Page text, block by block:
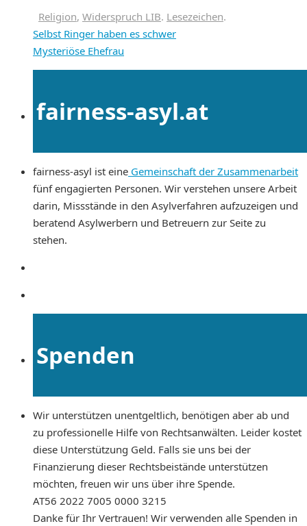
Religion, Widerspruch LIB. Lesezeichen.
Selbst Ringer haben es schwer
Mysteriöse Ehefrau
fairness-asyl.at
fairness-asyl ist eine Gemeinschaft der Zusammenarbeit
fünf engagierten Personen. Wir verstehen unsere Arbeit
darin, Missstände in den Asylverfahren aufzuzeigen und
beratend Asylwerbern und Betreuern zur Seite zu
stehen.
Spenden
Wir unterstützen unentgeltlich, benötigen aber ab und
zu professionelle Hilfe von Rechtsanwälten. Leider kostet
diese Unterstützung Geld. Falls sie uns bei der
Finanzierung dieser Rechtsbeistände unterstützen
möchten, freuen wir uns über ihre Spende.
AT56 2022 7005 0000 3215
Danke für Ihr Vertrauen! Wir verwenden alle Spenden in